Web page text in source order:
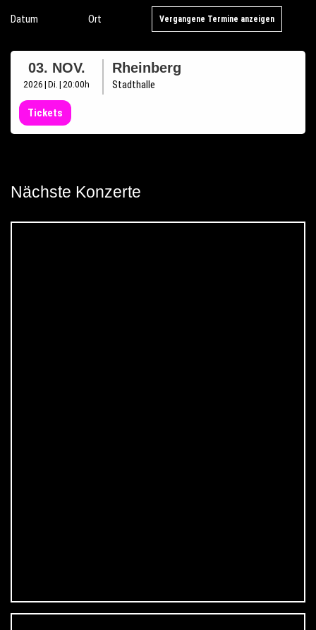
Datum Ort Vergangene Termine anzeigen
03. NOV.
2026 Di. 20:00
Rheinberg
Stadthalle
Tickets
Nächste Konzerte